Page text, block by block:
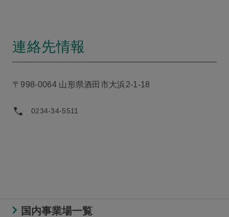
連絡先情報
〒998-0064 山形県酒田市大浜2-1-18
0234-34-5511
国内事業場一覧